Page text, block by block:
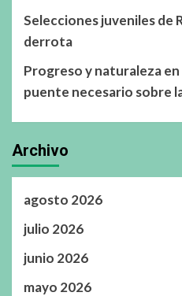
Selecciones juveniles de
derrota
Progreso y naturaleza
puente necesario sobre
Archivo
agosto 2026
julio 2026
junio 2026
mayo 2026